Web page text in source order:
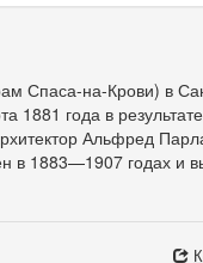
Спаса-на-Крови) в
1881 года в
Альфред
в 1883—1907 годах и